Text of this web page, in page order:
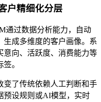
户精细化分层
通过数据分析能力，自动
生成多维度的客户画像。系
意向、活跃度、消费能力等
。
变了传统依赖人工判断和手
预设规则或AI模型，实时